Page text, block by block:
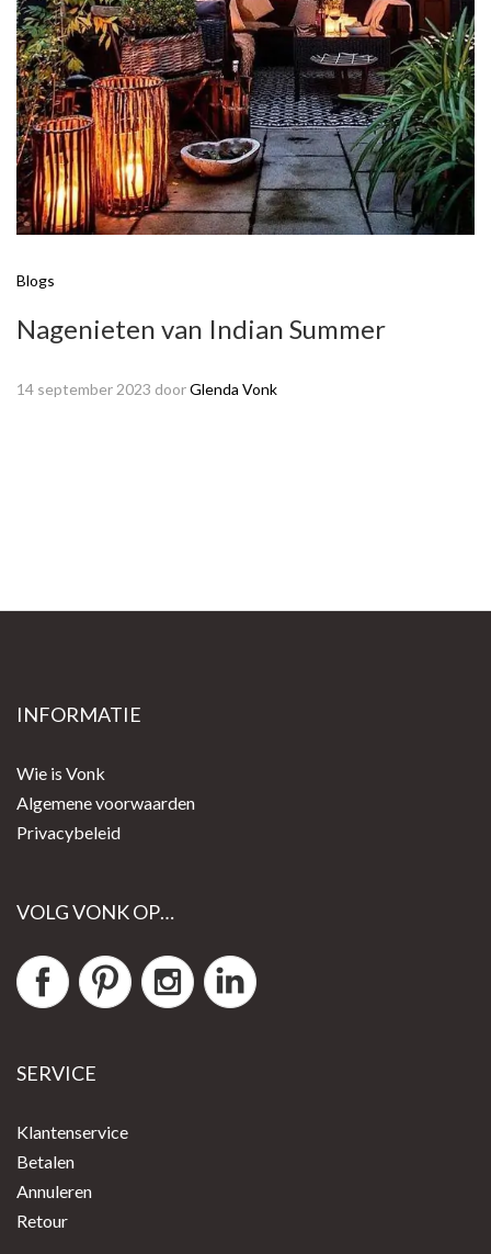
Blogs
Nagenieten van Indian Summer
14 september 2023 doorGlenda Vonk
INFORMATIE
Wie is Vonk
Algemene voorwaarden
Privacybeleid
VOLG VONK OP…
SERVICE
Klantenservice
Betalen
Annuleren
Retour